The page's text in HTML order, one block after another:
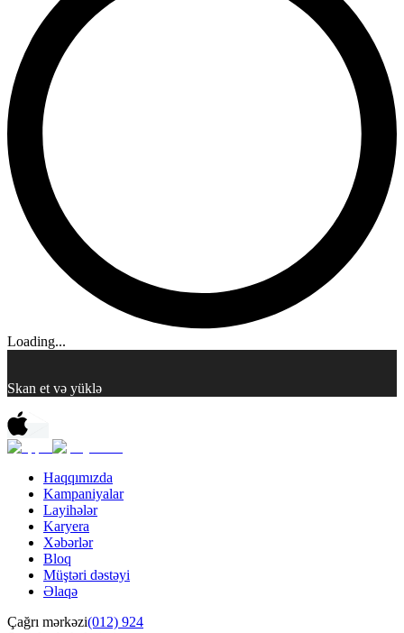
Loading...
Skan et və yüklə
Haqqımızda
Kampaniyalar
Layihələr
Karyera
Xəbərlər
Bloq
Müştəri dəstəyi
Əlaqə
Çağrı mərkəzi(012) 924